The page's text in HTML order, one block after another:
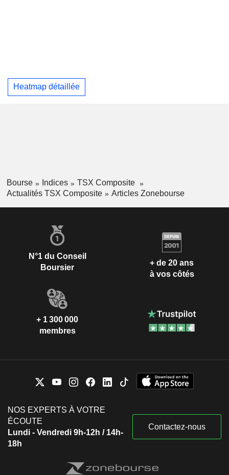
Heatmap détaillée
Bourse Indices
TSX Composite
Actualités TSX Composite
Articles Zonebourse
N°1 du Conseil
Boursier
+ de 20 ans
à vos côtés
+ 1 300 000
membres
NOS EXPERTS À VOTRE
ÉCOUTE
Lundi - Vendredi 9h-12h / 14h-
18h
Contactez-nous